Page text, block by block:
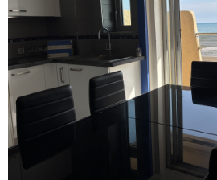
VOIR LE